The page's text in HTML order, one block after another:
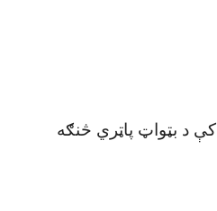
د بټواټ پاټري څنګه